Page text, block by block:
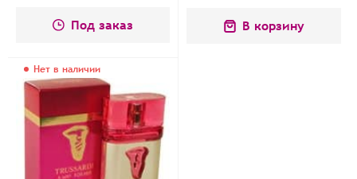
Под заказ В корзину
Нет в наличии